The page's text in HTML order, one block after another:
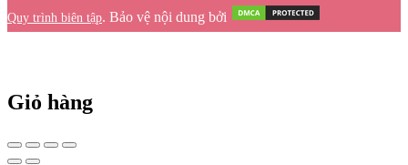
Quy trình biên tập. Bảo vệ nội dung bởi
Giỏ hàng